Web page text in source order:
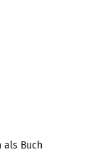
als Buch